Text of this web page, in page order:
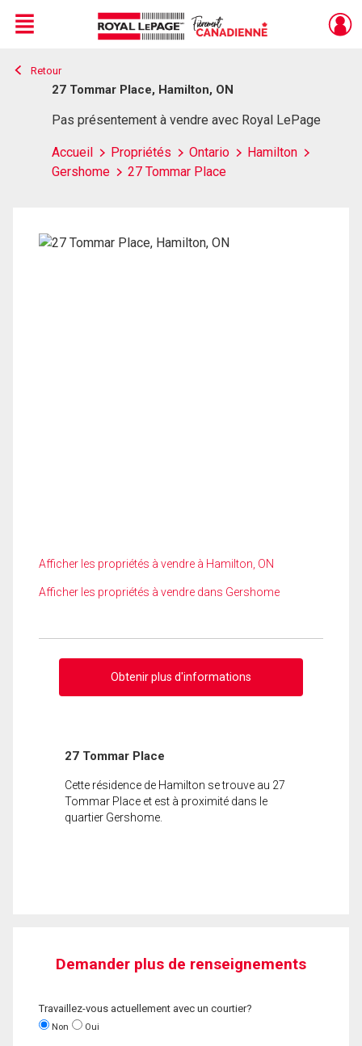
Live
En Direct
Menu
Retour
27 Tommar Place, Hamilton, ON
Pas présentement à vendre avec Royal LePage
Accueil Propriétés Ontario
Hamilton
Gershome
27 Tommar Place
Afficher les propriétés à vendre à Hamilton, ON
Afficher les propriétés à vendre dans Gershome
Obtenir plus d'informations
27 Tommar Place
Cette résidence de Hamilton se trouve au 27
Tommar Place et est à proximité dans le
quartier Gershome.
Demander plus de renseignements
Travaillez-vous actuellement avec un courtier?
Non Oui